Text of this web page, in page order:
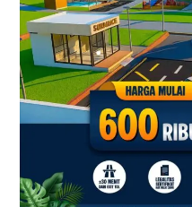
Villa
Dekat
Exit
Tol
Sentul